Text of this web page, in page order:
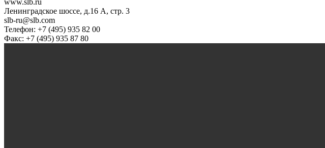
Ленинградское шоссе, д.16 А, стр. 3
slb-ru@slb.com
Телефон: +7 (495) 935 82 00
Факс: +7 (495) 935 87 80